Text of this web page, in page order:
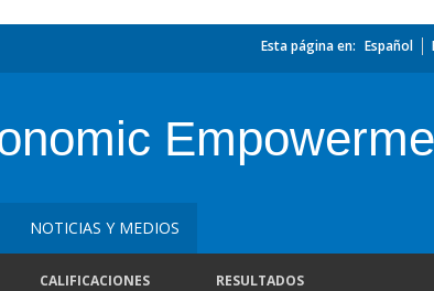
Esta página en: Español
NOTICIAS Y MEDIOS
CALIFICACIONES RESULTADOS